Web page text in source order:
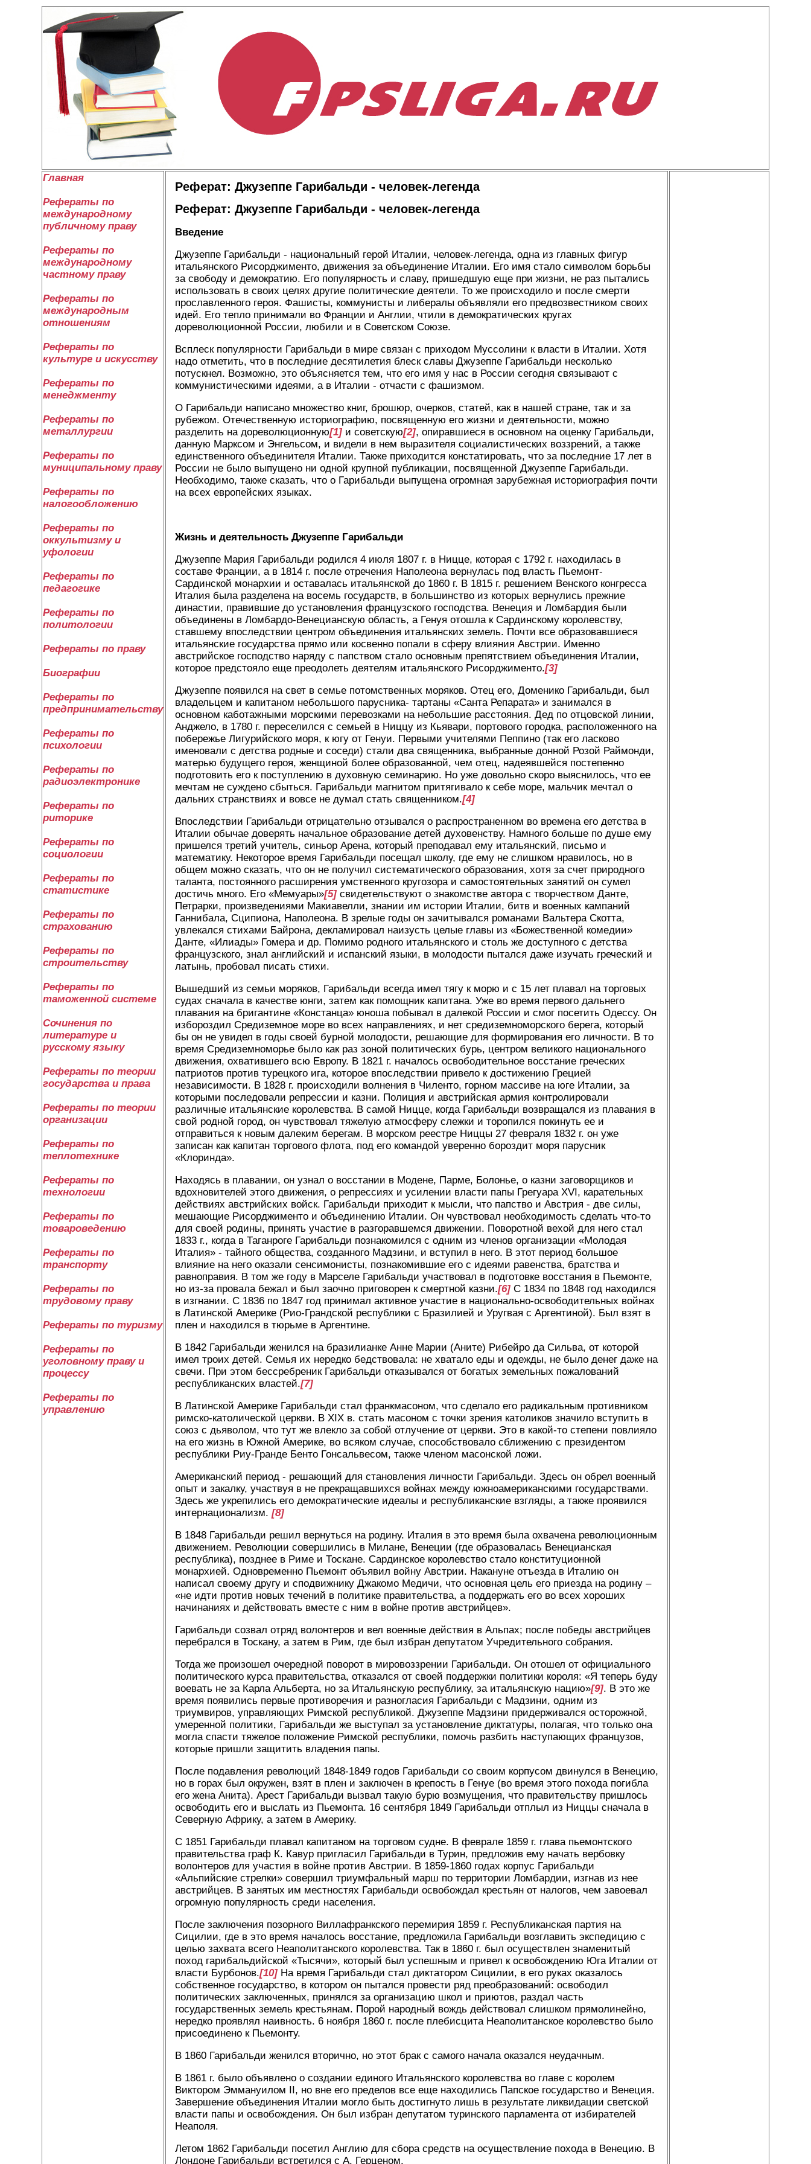
Главная
Рефераты по
международному
публичному праву
Рефераты по
международному
частному праву
Рефераты по
международным
отношениям
Рефераты по
культуре и искусству
Рефераты по
менеджменту
Рефераты по
металлургии
Рефераты по
муниципальному праву
Рефераты по
налогообложению
Рефераты по
оккультизму и
уфологии
Рефераты по
педагогике
Рефераты по
политологии
Рефераты по праву
Биографии
Рефераты по
предпринимательству
Рефераты по
психологии
Рефераты по
радиоэлектронике
Рефераты по
риторике
Рефераты по
социологии
Рефераты по
статистике
Рефераты по
страхованию
Рефераты по
строительству
Рефераты по
таможенной системе
Сочинения по
литературе и
русскому языку
Рефераты по теории
государства и права
Рефераты по теории
организации
Рефераты по
теплотехнике
Рефераты по
технологии
Рефераты по
товароведению
Рефераты по
транспорту
Рефераты по
трудовому праву
Рефераты по туризму
Рефераты по
уголовному праву и
процессу
Рефераты по
управлению
Реферат: Джузеппе Гарибальди - человек-легенда
Реферат: Джузеппе Гарибальди - человек-легенда
Введение
Джузеппе Гарибальди - национальный герой Италии, человек-легенда, одна из главных фигур
итальянского Рисорджименто, движения за объединение Италии. Его имя стало символом борьбы
за свободу и демократию. Его популярность и славу, пришедшую еще при жизни, не раз пытались
использовать в своих целях другие политические деятели. То же происходило и после смерти
прославленного героя. Фашисты, коммунисты и либералы объявляли его предвозвестником своих
идей. Его тепло принимали во Франции и Англии, чтили в демократических кругах
дореволюционной России, любили и в Советском Союзе.
Всплеск популярности Гарибальди в мире связан с приходом Муссолини к власти в Италии. Хотя
надо отметить, что в последние десятилетия блеск славы Джузеппе Гарибальди несколько
потускнел. Возможно, это объясняется тем, что его имя у нас в России сегодня связывают с
коммунистическими идеями, а в Италии - отчасти с фашизмом.
О Гарибальди написано множество книг, брошюр, очерков, статей, как в нашей стране, так и за
рубежом. Отечественную историографию, посвященную его жизни и деятельности, можно
разделить на дореволюционную[1] и советскую[2], опиравшиеся в основном на оценку Гарибальди,
данную Марксом и Энгельсом, и видели в нем выразителя социалистических воззрений, а также
единственного объединителя Италии. Также приходится констатировать, что за последние 17 лет в
России не было выпущено ни одной крупной публикации, посвященной Джузеппе Гарибальди.
Необходимо, также сказать, что о Гарибальди выпущена огромная зарубежная историография почти
на всех европейских языках.
Жизнь и деятельность Джузеппе Гарибальди
Джузеппе Мария Гарибальди родился 4 июля 1807 г. в Ницце, которая с 1792 г. находилась в
составе Франции, а в 1814 г. после отречения Наполеона вернулась под власть Пьемонт-
Сардинской монархии и оставалась итальянской до 1860 г. В 1815 г. решением Венского конгресса
Италия была разделена на восемь государств, в большинство из которых вернулись прежние
династии, правившие до установления французского господства. Венеция и Ломбардия были
объединены в Ломбардо-Венецианскую область, а Генуя отошла к Сардинскому королевству,
ставшему впоследствии центром объединения итальянских земель. Почти все образовавшиеся
итальянские государства прямо или косвенно попали в сферу влияния Австрии. Именно
австрийское господство наряду с папством стало основным препятствием объединения Италии,
которое предстояло еще преодолеть деятелям итальянского Рисорджименто.[3]
Джузеппе появился на свет в семье потомственных моряков. Отец его, Доменико Гарибальди, был
владельцем и капитаном небольшого парусника- тартаны «Санта Репарата» и занимался в
основном каботажными морскими перевозками на небольшие расстояния. Дед по отцовской линии,
Анджело, в 1780 г. переселился с семьей в Ниццу из Кьявари, портового городка, расположенного на
побережье Лигурийского моря, к югу от Генуи. Первыми учителями Пеппино (так его ласково
именовали с детства родные и соседи) стали два священника, выбранные донной Розой Раймонди,
матерью будущего героя, женщиной более образованной, чем отец, надеявшейся постепенно
подготовить его к поступлению в духовную семинарию. Но уже довольно скоро выяснилось, что ее
мечтам не суждено сбыться. Гарибальди магнитом притягивало к себе море, мальчик мечтал о
дальних странствиях и вовсе не думал стать священником.[4]
Впоследствии Гарибальди отрицательно отзывался о распространенном во времена его детства в
Италии обычае доверять начальное образование детей духовенству. Намного больше по душе ему
пришелся третий учитель, синьор Арена, который преподавал ему итальянский, письмо и
математику. Некоторое время Гарибальди посещал школу, где ему не слишком нравилось, но в
общем можно сказать, что он не получил систематического образования, хотя за счет природного
таланта, постоянного расширения умственного кругозора и самостоятельных занятий он сумел
достичь много. Его «Мемуары»[5] свидетельствуют о знакомстве автора с творчеством Данте,
Петрарки, произведениями Макиавелли, знании им истории Италии, битв и военных кампаний
Ганнибала, Сципиона, Наполеона. В зрелые годы он зачитывался романами Вальтера Скотта,
увлекался стихами Байрона, декламировал наизусть целые главы из «Божественной комедии»
Данте, «Илиады» Гомера и др. Помимо родного итальянского и столь же доступного с детства
французского, знал английский и испанский языки, в молодости пытался даже изучать греческий и
латынь, пробовал писать стихи.
Вышедший из семьи моряков, Гарибальди всегда имел тягу к морю и с 15 лет плавал на торговых
судах сначала в качестве юнги, затем как помощник капитана. Уже во время первого дальнего
плавания на бригантине «Констанца» юноша побывал в далекой России и смог посетить Одессу. Он
избороздил Средиземное море во всех направлениях, и нет средиземноморского берега, который
бы он не увидел в годы своей бурной молодости, решающие для формирования его личности. В то
время Средиземноморье было как раз зоной политических бурь, центром великого национального
движения, охватившего всю Европу. В 1821 г. началось освободительное восстание греческих
патриотов против турецкого ига, которое впоследствии привело к достижению Грецией
независимости. В 1828 г. происходили волнения в Чиленто, горном массиве на юге Италии, за
которыми последовали репрессии и казни. Полиция и австрийская армия контролировали
различные итальянские королевства. В самой Ницце, когда Гарибальди возвращался из плавания в
свой родной город, он чувствовал тяжелую атмосферу слежки и торопился покинуть ее и
отправиться к новым далеким берегам. В морском реестре Ниццы 27 февраля 1832 г. он уже
записан как капитан торгового флота, под его командой уверенно бороздит моря парусник
«Клоринда».
Находясь в плавании, он узнал о восстании в Модене, Парме, Болонье, о казни заговорщиков и
вдохновителей этого движения, о репрессиях и усилении власти папы Грегуара XVI, карательных
действиях австрийских войск. Гарибальди приходит к мысли, что папство и Австрия - две силы,
мешающие Рисорджименто и объединению Италии. Он чувствовал необходимость сделать что-то
для своей родины, принять участие в разгоравшемся движении. Поворотной вехой для него стал
1833 г., когда в Таганроге Гарибальди познакомился с одним из членов организации «Молодая
Италия» - тайного общества, созданного Мадзини, и вступил в него. В этот период большое
влияние на него оказали сенсимонисты, познакомившие его с идеями равенства, братства и
равноправия. В том же году в Марселе Гарибальди участвовал в подготовке восстания в Пьемонте,
но из-за провала бежал и был заочно приговорен к смертной казни.[6] С 1834 по 1848 год находился
в изгнании. С 1836 по 1847 год принимал активное участие в национально-освободительных войнах
в Латинской Америке (Рио-Грандской республики с Бразилией и Уругвая с Аргентиной). Был взят в
плен и находился в тюрьме в Аргентине.
В 1842 Гарибальди женился на бразилианке Анне Марии (Аните) Рибейро да Сильва, от которой
имел троих детей. Семья их нередко бедствовала: не хватало еды и одежды, не было денег даже на
свечи. При этом бессребреник Гарибальди отказывался от богатых земельных пожалований
республиканских властей.[7]
В Латинской Америке Гарибальди стал франкмасоном, что сделало его радикальным противником
римско-католической церкви. В XIX в. стать масоном с точки зрения католиков значило вступить в
союз с дьяволом, что тут же влекло за собой отлучение от церкви. Это в какой-то степени повлияло
на его жизнь в Южной Америке, во всяком случае, способствовало сближению с президентом
республики Риу-Гранде Бенто Гонсальвесом, также членом масонской ложи.
Американский период - решающий для становления личности Гарибальди. Здесь он обрел военный
опыт и закалку, участвуя в не прекращавшихся войнах между южноамериканскими государствами.
Здесь же укрепились его демократические идеалы и республиканские взгляды, а также проявился
интернационализм. [8]
В 1848 Гарибальди решил вернуться на родину. Италия в это время была охвачена революционным
движением. Революции совершились в Милане, Венеции (где образовалась Венецианская
республика), позднее в Риме и Тоскане. Сардинское королевство стало конституционной
монархией. Одновременно Пьемонт объявил войну Австрии. Накануне отъезда в Италию он
написал своему другу и сподвижнику Джакомо Медичи, что основная цель его приезда на родину –
«не идти против новых течений в политике правительства, а поддержать его во всех хороших
начинаниях и действовать вместе с ним в войне против австрийцев».
Гарибальди созвал отряд волонтеров и вел военные действия в Альпах; после победы австрийцев
перебрался в Тоскану, а затем в Рим, где был избран депутатом Учредительного собрания.
Тогда же произошел очередной поворот в мировоззрении Гарибальди. Он отошел от официального
политического курса правительства, отказался от своей поддержки политики короля: «Я теперь буду
воевать не за Карла Альберта, но за Итальянскую республику, за итальянскую нацию»[9]. В это же
время появились первые противоречия и разногласия Гарибальди с Мадзини, одним из
триумвиров, управляющих Римской республикой. Джузеппе Мадзини придерживался осторожной,
умеренной политики, Гарибальди же выступал за установление диктатуры, полагая, что только она
могла спасти тяжелое положение Римской республики, помочь разбить наступающих французов,
которые пришли защитить владения папы.
После подавления революций 1848-1849 годов Гарибальди со своим корпусом двинулся в Венецию,
но в горах был окружен, взят в плен и заключен в крепость в Генуе (во время этого похода погибла
его жена Анита). Арест Гарибальди вызвал такую бурю возмущения, что правительству пришлось
освободить его и выслать из Пьемонта. 16 сентября 1849 Гарибальди отплыл из Ниццы сначала в
Северную Африку, а затем в Америку.
С 1851 Гарибальди плавал капитаном на торговом судне. В феврале 1859 г. глава пьемонтского
правительства граф К. Кавур пригласил Гарибальди в Турин, предложив ему начать вербовку
волонтеров для участия в войне против Австрии. В 1859-1860 годах корпус Гарибальди
«Альпийские стрелки» совершил триумфальный марш по территории Ломбардии, изгнав из нее
австрийцев. В занятых им местностях Гарибальди освобождал крестьян от налогов, чем завоевал
огромную популярность среди населения.
После заключения позорного Виллафранкского перемирия 1859 г. Республиканская партия на
Сицилии, где в это время началось восстание, предложила Гарибальди возглавить экспедицию с
целью захвата всего Неаполитанского королевства. Так в 1860 г. был осуществлен знаменитый
поход гарибальдийской «Тысячи», который был успешным и привел к освобождению Юга Италии от
власти Бурбонов.[10] На время Гарибальди стал диктатором Сицилии, в его руках оказалось
собственное государство, в котором он пытался провести ряд преобразований: освободил
политических заключенных, принялся за организацию школ и приютов, раздал часть
государственных земель крестьянам. Порой народный вождь действовал слишком прямолинейно,
нередко проявлял наивность. 6 ноября 1860 г. после плебисцита Неаполитанское королевство было
присоединено к Пьемонту.
В 1860 Гарибальди женился вторично, но этот брак с самого начала оказался неудачным.
В 1861 г. было объявлено о создании единого Итальянского королевства во главе с королем
Виктором Эммануилом II, но вне его пределов все еще находились Папское государство и Венеция.
Завершение объединения Италии могло быть достигнуто лишь в результате ликвидации светской
власти папы и освобождения. Он был избран депутатом туринского парламента от избирателей
Неаполя.
Летом 1862 Гарибальди посетил Англию для сбора средств на осуществление похода в Венецию. В
Лондоне Гарибальди встретился с А. Герценом.